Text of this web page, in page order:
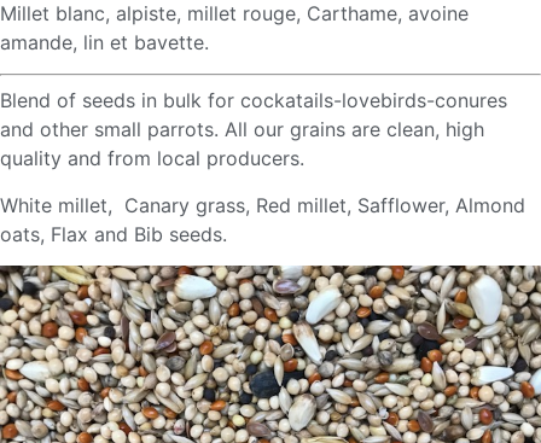
Millet blanc, alpiste, millet rouge, Carthame, avoine
amande, lin et bavette.
Blend of seeds in bulk for cockatails-lovebirds-conures
and other small parrots. All our grains are clean, high
quality and from local producers.
White millet, Canary grass, Red millet, Safflower, Almond
oats, Flax and Bib seeds.